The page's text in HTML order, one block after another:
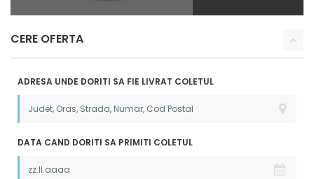
CERE OFERTA
ADRESA UNDE DORITI SA FIE LIVRAT COLETUL
DATA CAND DORITI SA PRIMITI COLETUL